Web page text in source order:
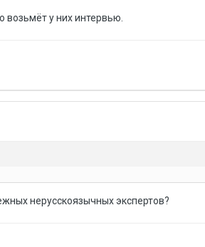
возьмёт у них интервью.
нерусскоязычных экспертов?